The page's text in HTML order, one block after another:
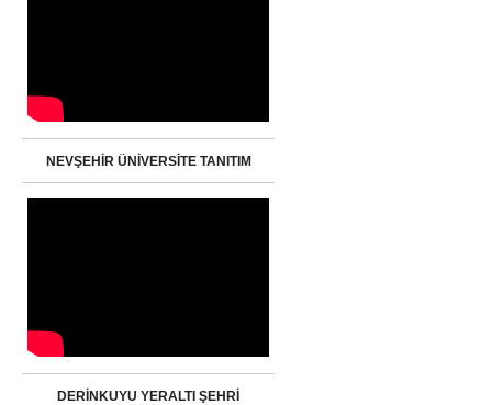
NEVŞEHİR ÜNİVERSİTE TANITIM
DERİNKUYU YERALTI ŞEHRİ